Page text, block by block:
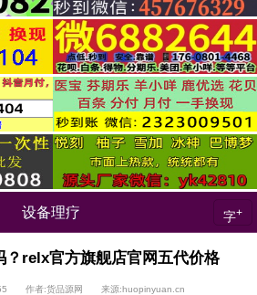
设备理疗 字+
？relx官方旗舰店官网五代价格
作者:货品源网 来源:huopinyuan.cn